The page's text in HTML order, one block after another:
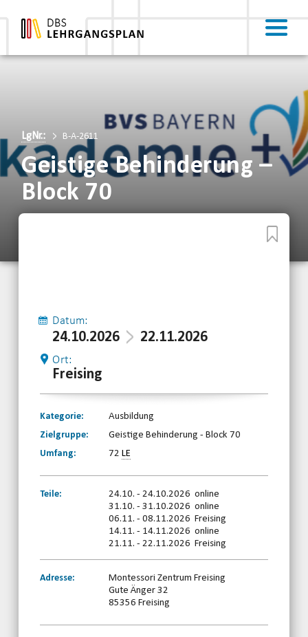
LgNr.: B-A-2611
Geistige Behinderung –
Block 70
Datum:
24.10.2026 22.11.2026
Ort:
Freising
Kategorie:
Ausbildung
Zielgruppe:
Geistige Behinderung - Block 70
Umfang:
72LE
Teile:
24.10. - 24.10.2026 online
31.10. - 31.10.2026 online
06.11. - 08.11.2026 Freising
14.11. - 14.11.2026 online
21.11. - 22.11.2026 Freising
Adresse:
Montessori Zentrum Freising
Gute Änger 32
85356 Freising